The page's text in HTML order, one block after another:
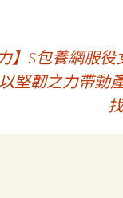
】S包養網服役
堅韌之力帶動